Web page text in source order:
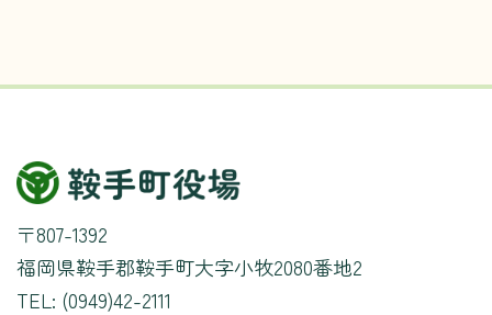
〒807-1392
福岡県鞍手郡鞍手町大字小牧2080番地2
TEL: (0949)42-2111